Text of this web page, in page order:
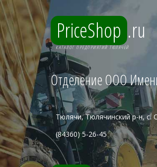
PriceShop .ru
КАТАЛОГ ПРЕДПРИЯТИЙ ТЮЛЯЧЕЙ
Отделение ООО
Тюлячи, Тюлячинский р-н, с.
(84360) 5-26-45